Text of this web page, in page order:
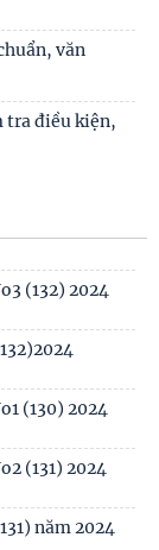
về nghiên
chuẩn, tham
văn
tra điều kiện,
2024/Table
2024 /Table